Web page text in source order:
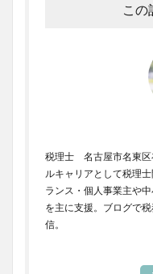
この
税理士 名古屋市名東区
ルキャリアとして税理
ランス・個人事業主や
を主に支援。ブログで
信。